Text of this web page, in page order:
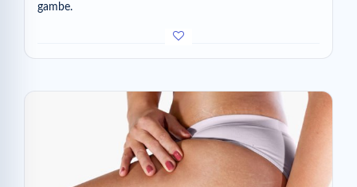
gambe.